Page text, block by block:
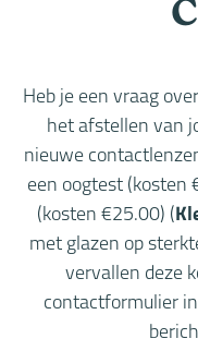
Heb je een vraag
het afstellen van
nieuwe
een oogtest (kosten
(kosten €25.00) (
met glazen op
vervallen deze
contactformulier